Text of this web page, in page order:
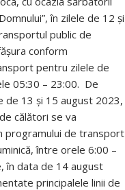
în zilele de 12 și
public de
conform
pentru zilele de
05:30 – 23:00. De
de 13 și 15 august 2023,
călători se va
programului de transport
între orele 6:00 –
în data de 14 august
principalele linii de